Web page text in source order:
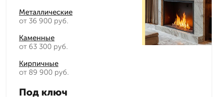
Металлические
от 36 900 руб.
Каменные
от 63 300 руб.
Кирпичные
от 89 900 руб.
Под ключ